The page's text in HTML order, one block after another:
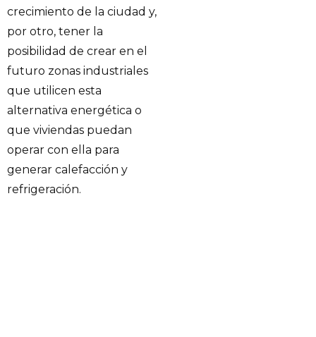
crecimiento de la ciudad y,
por otro, tener la
posibilidad de crear en el
futuro zonas industriales
que utilicen esta
alternativa energética o
que viviendas puedan
operar con ella para
generar calefacción y
refrigeración.